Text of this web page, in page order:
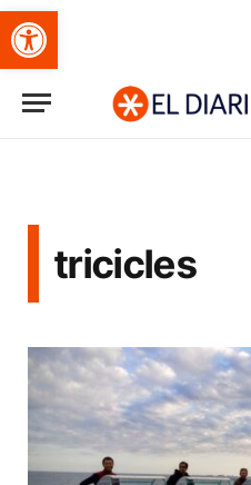
Obre la barra d'eines
tricicles